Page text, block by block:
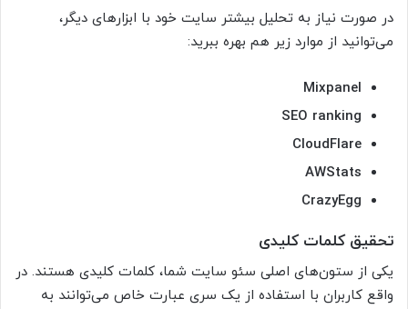
در صورت نیاز به تحلیل بیشتر سایت خود با ابزارهای دیگر،
می‌توانید از موارد زیر هم بهره ببرید:
Mixpanel
SEO ranking
CloudFlare
AWStats
CrazyEgg
تحقیق کلمات کلیدی
یکی از ستون‌های اصلی سئو سایت شما، کلمات کلیدی هستند. در
واقع کاربران با استفاده از یک سری عبارت خاص می‌توانند به